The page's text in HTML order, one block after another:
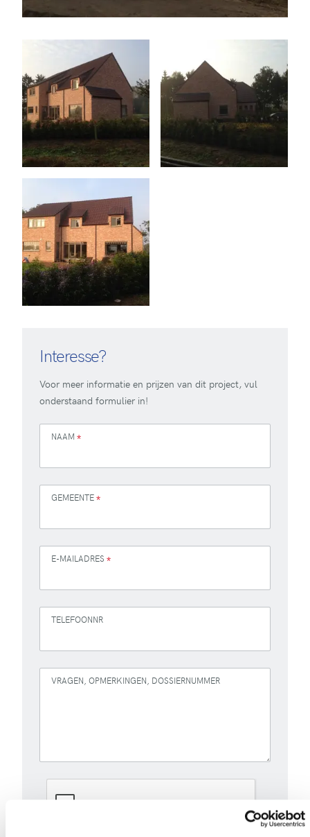
Interesse?
Voor meer informatie en prijzen van dit project, vul
onderstaand formulier in!
NAAM *
GEMEENTE*
E-MAILADRES *
TELEFOONNR
VRAGEN, OPMERKINGEN, DOSSIERNUMMER